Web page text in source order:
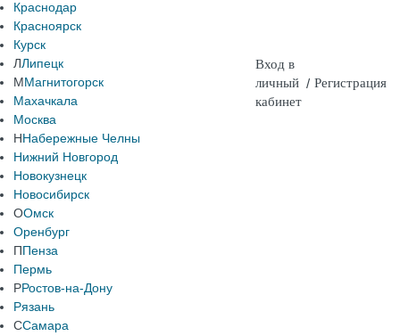
Краснодар
Красноярск
Курск
ЛЛипецк
ММагнитогорск
Махачкала
Москва
ННабережные Челны
Нижний Новгород
Новокузнецк
Новосибирск
ООмск
Оренбург
ППенза
Пермь
РРостов-на-Дону
Рязань
ССамара
Вход в
личный
кабинет
/ Регистрация